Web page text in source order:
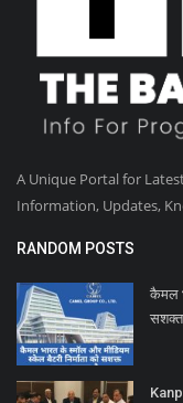
A Unique Portal for
Information, Updates,
RANDOM POSTS
कैमल